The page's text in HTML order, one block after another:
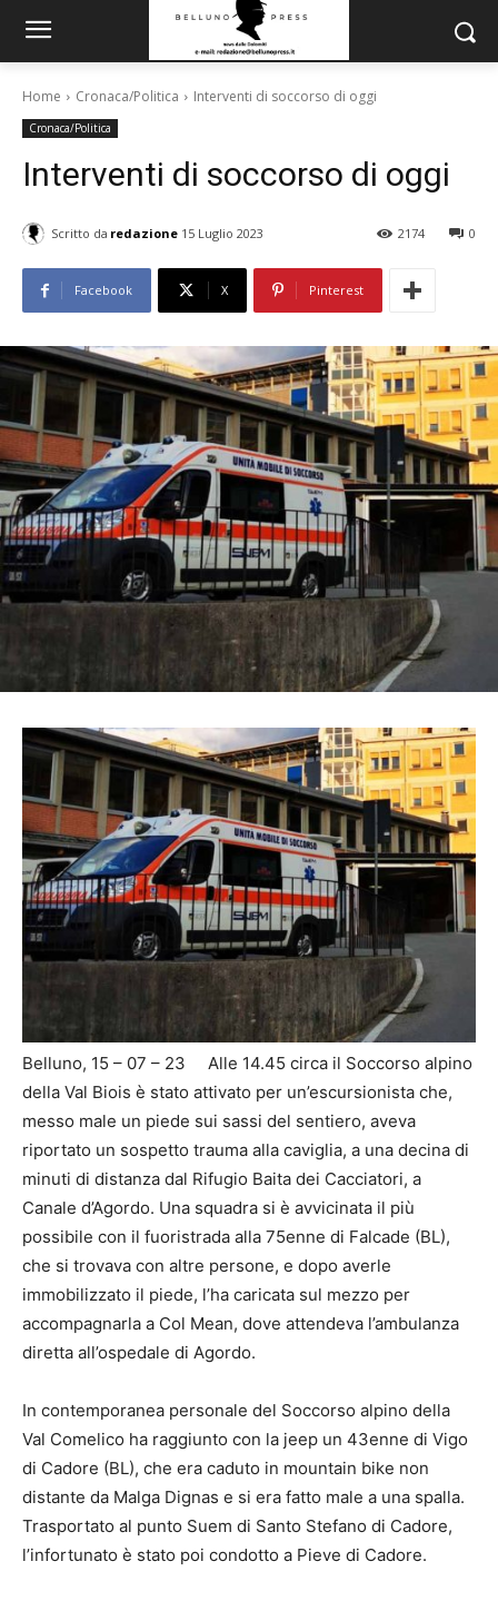
Home Cronaca/Politica Interventi di soccorso di oggi
Cronaca/Politica
Interventi di soccorso di oggi
Scritto da redazione 15 Luglio 2023 0
2174
Facebook X Pinterest
Belluno, 15 – 07 – 23 Alle 14.45 circa il Soccorso alpino
della Val Biois è stato attivato per un’escursionista che,
messo male un piede sui sassi del sentiero, aveva
riportato un sospetto trauma alla caviglia, a una decina di
minuti di distanza dal Rifugio Baita dei Cacciatori, a
Canale d’Agordo. Una squadra si è avvicinata il più
possibile con il fuoristrada alla 75enne di Falcade (BL),
che si trovava con altre persone, e dopo averle
immobilizzato il piede, l’ha caricata sul mezzo per
accompagnarla a Col Mean, dove attendeva l’ambulanza
diretta all’ospedale di Agordo.
In contemporanea personale del Soccorso alpino della
Val Comelico ha raggiunto con la jeep un 43enne di Vigo
di Cadore (BL), che era caduto in mountain bike non
distante da Malga Dignas e si era fatto male a una spalla.
Trasportato al punto Suem di Santo Stefano di Cadore,
l’infortunato è stato poi condotto a Pieve di Cadore.